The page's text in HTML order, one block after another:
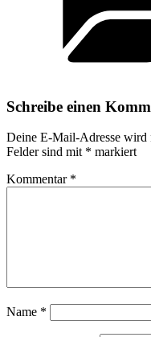
Schreibe einen
Deine E-Mail-Adresse wird
Felder sind mit * markiert
Kommentar *
Name *